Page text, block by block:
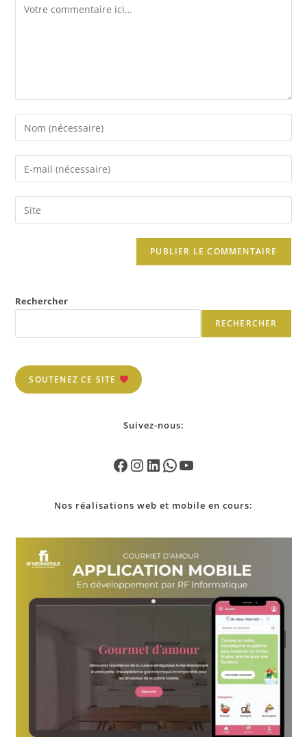
Rechercher
RECHERCHER
SOUTENEZ CE SITE
Suivez-nous:
Nos réalisations web et mobile en cours: